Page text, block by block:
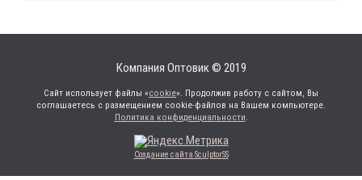
Компания Оптовик © 2019
Сайт использует файлы «cookie». Продолжив работу с сайтом, Вы
соглашаетесь с размещением cookie-файлов на Вашем компьютере.
Политика конфиденциальности.
Создание сайта SculptorSS